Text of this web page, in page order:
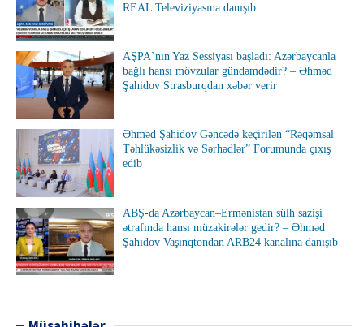
REAL Televiziyasına danışıb
AŞPA`nın Yaz Sessiyası başladı: Azərbaycanla
bağlı hansı mövzular gündəmdədir? – Əhməd
Şahidov Strasburqdan xəbər verir
Əhməd Şahidov Gəncədə keçirilən “Rəqəmsal
Təhlükəsizlik və Sərhədlər” Forumunda çıxış
edib
ABŞ-da Azərbaycan–Ermənistan sülh sazişi
ətrafında hansı müzakirələr gedir? – Əhməd
Şahidov Vaşinqtondan ARB24 kanalına danışıb